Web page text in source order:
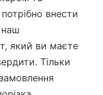
внести
наш
який ви маєте
Тільки